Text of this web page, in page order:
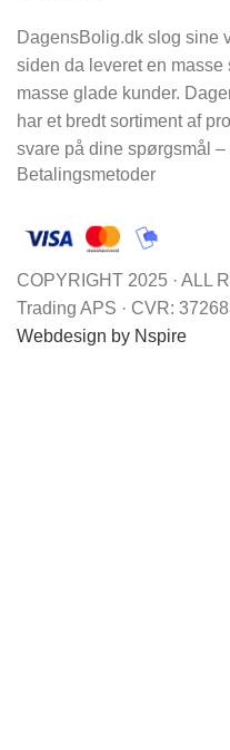
DagensBolig.dk slog sine
siden da leveret en
masse glade kunder.
har et bredt sortiment af
svare på dine spørgsmål
Betalingsmetoder
COPYRIGHT 2025 · ALL
Trading APS · CVR:
Webdesign by Nspire